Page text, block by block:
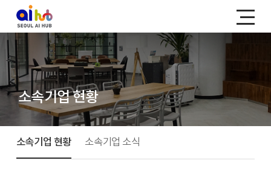
소속기업 현황
소속기업 현황 소속기업 소식